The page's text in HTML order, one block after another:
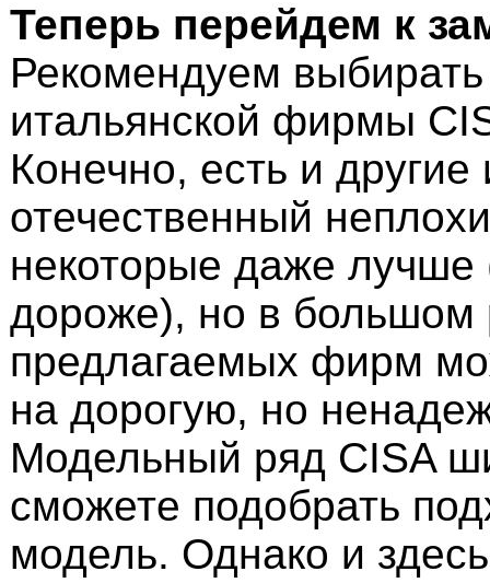
Теперь перейдем к
Рекомендуем
итальянской фирмы
Конечно, есть и
отечественный
некоторые даже лучше
дороже), но в большом
предлагаемых фирм
на дорогую, но
Модельный ряд CISA
сможете подобрать
модель. Однако и